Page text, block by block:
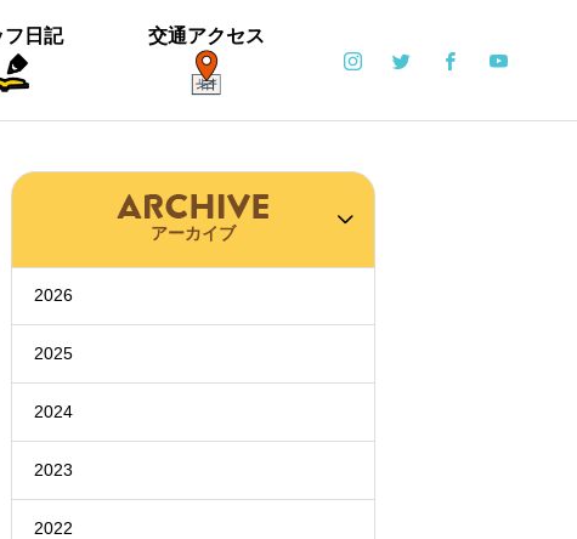
フ日記 交通アクセス
の森 Vol.2】
スポット
カイツブリ子育て中
ミゾソバとアキノウナギツカミ、サク
【御礼】「北中マルシェ2019」あり
雪の公園となりました
寒い天気です
アーカイブ
2026
2025
2024
2023
2022